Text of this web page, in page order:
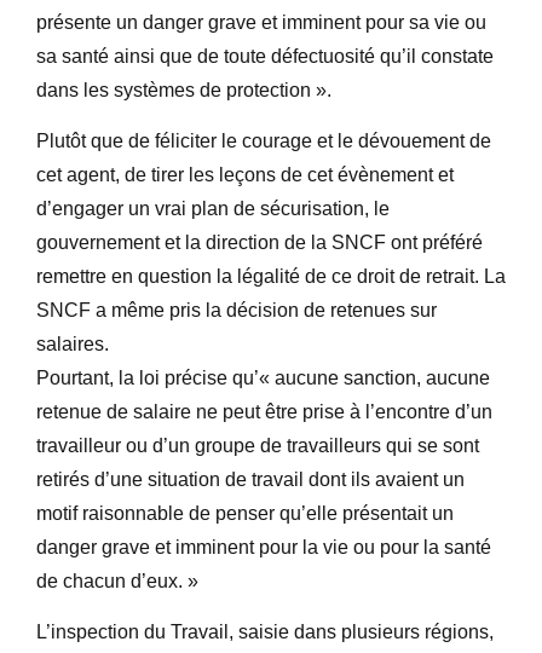
présente un danger grave et imminent pour sa vie ou
sa santé ainsi que de toute défectuosité qu’il constate
dans les systèmes de protection ».
Plutôt que de féliciter le courage et le dévouement de
cet agent, de tirer les leçons de cet évènement et
d’engager un vrai plan de sécurisation, le
gouvernement et la direction de la SNCF ont préféré
remettre en question la légalité de ce droit de retrait. La
SNCF a même pris la décision de retenues sur
salaires.
Pourtant, la loi précise qu’« aucune sanction, aucune
retenue de salaire ne peut être prise à l’encontre d’un
travailleur ou d’un groupe de travailleurs qui se sont
retirés d’une situation de travail dont ils avaient un
motif raisonnable de penser qu’elle présentait un
danger grave et imminent pour la vie ou pour la santé
de chacun d’eux. »
L’inspection du Travail, saisie dans plusieurs régions,